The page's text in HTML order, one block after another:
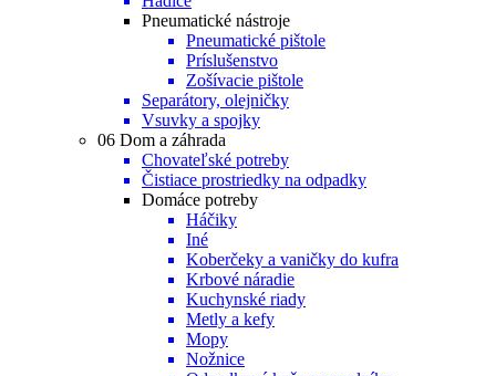
Pneumatické nástroje
Pneumatické pištole
Príslušenstvo
Zošívacie pištole
Separátory, olejničky
Vsuvky a spojky
06 Dom a záhrada
Chovateľské potreby
Čistiace prostriedky na odpadky
Domáce potreby
Háčiky
Iné
Koberčeky a vaničky do kufra
Krbové náradie
Kuchynské riady
Metly a kefy
Mopy
Nožnice